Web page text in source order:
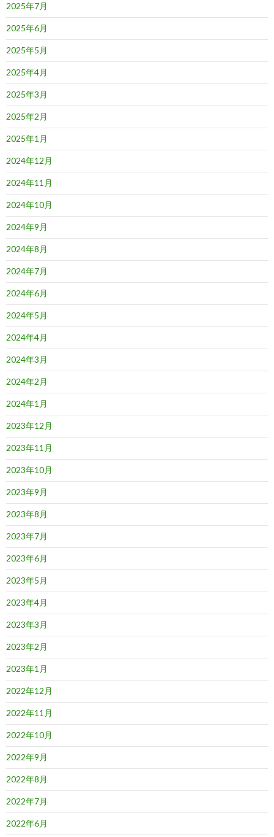
2025年7月
2025年6月
2025年5月
2025年4月
2025年3月
2025年2月
2025年1月
2024年12月
2024年11月
2024年10月
2024年9月
2024年8月
2024年7月
2024年6月
2024年5月
2024年4月
2024年3月
2024年2月
2024年1月
2023年12月
2023年11月
2023年10月
2023年9月
2023年8月
2023年7月
2023年6月
2023年5月
2023年4月
2023年3月
2023年2月
2023年1月
2022年12月
2022年11月
2022年10月
2022年9月
2022年8月
2022年7月
2022年6月